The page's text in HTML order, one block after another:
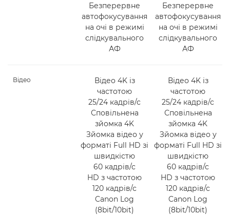
Безперервне
автофокусування
на очі в режимі
слідкувального
АФ
Безперервне
автофокусування
на очі в режимі
слідкувального
АФ
Відео
Відео 4K із
частотою
25/24 кадрів/с
Сповільнена
зйомка 4K
Зйомка відео у
форматі Full HD зі
швидкістю
60 кадрів/с
HD з частотою
120 кадрів/с
Canon Log
(8bit/10bit)
Відео 4K із
частотою
25/24 кадрів/с
Сповільнена
зйомка 4K
Зйомка відео у
форматі Full HD зі
швидкістю
60 кадрів/с
HD з частотою
120 кадрів/с
Canon Log
(8bit/10bit)